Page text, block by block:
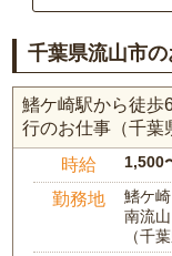
千葉県流山市
鰭ケ崎駅から徒歩
行のお仕事（千葉
時給 1,500
勤務地
鰭ケ
南流
（千